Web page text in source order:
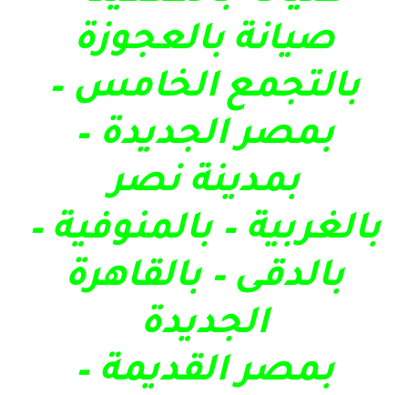
صيانة بالعجوزة
بالتجمع الخامس –
بمصر الجديدة –
بمدينة نصر
بالغربية – بالمنوفية –
بالدقى – بالقاهرة
الجديدة
بمصر القديمة –